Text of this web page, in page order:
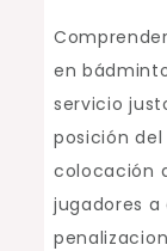
en
servicio
posición
colocación
jugadores